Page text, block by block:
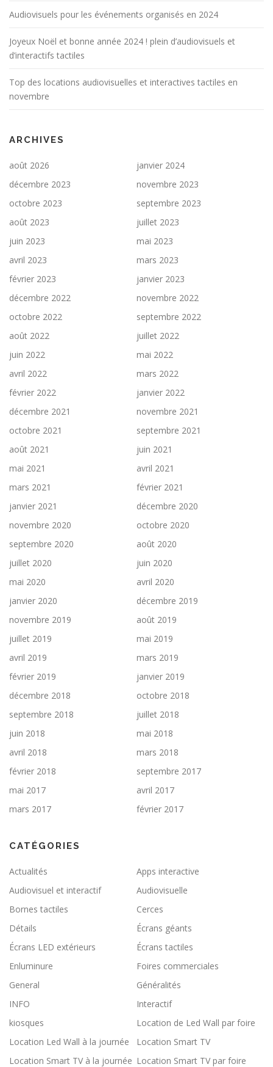
Audiovisuels pour les événements organisés en 2024
Joyeux Noël et bonne année 2024 ! plein d’audiovisuels et
d’interactifs tactiles
Top des locations audiovisuelles et interactives tactiles en
novembre
ARCHIVES
août 2026
janvier 2024
décembre 2023
novembre 2023
octobre 2023
septembre 2023
août 2023
juillet 2023
juin 2023
mai 2023
avril 2023
mars 2023
février 2023
janvier 2023
décembre 2022
novembre 2022
octobre 2022
septembre 2022
août 2022
juillet 2022
juin 2022
mai 2022
avril 2022
mars 2022
février 2022
janvier 2022
décembre 2021
novembre 2021
octobre 2021
septembre 2021
août 2021
juin 2021
mai 2021
avril 2021
mars 2021
février 2021
janvier 2021
décembre 2020
novembre 2020
octobre 2020
septembre 2020
août 2020
juillet 2020
juin 2020
mai 2020
avril 2020
janvier 2020
décembre 2019
novembre 2019
août 2019
juillet 2019
mai 2019
avril 2019
mars 2019
février 2019
janvier 2019
décembre 2018
octobre 2018
septembre 2018
juillet 2018
juin 2018
mai 2018
avril 2018
mars 2018
février 2018
septembre 2017
mai 2017
avril 2017
mars 2017
février 2017
CATÉGORIES
Actualités
Apps interactive
Audiovisuel et interactif
Audiovisuelle
Bornes tactiles
Cerces
Détails
Écrans géants
Écrans LED extérieurs
Écrans tactiles
Enluminure
Foires commerciales
General
Généralités
INFO
Interactif
kiosques
Location de Led Wall par foire
Location Led Wall à la journée
Location Smart TV
Location Smart TV à la journée Location Smart TV par foire